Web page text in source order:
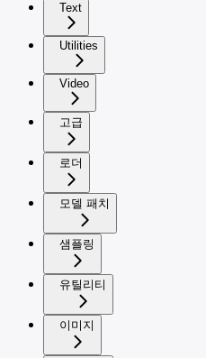
Text
Utilities
Video
고급
로더
모델 패치
샘플링
유틸리티
이미지